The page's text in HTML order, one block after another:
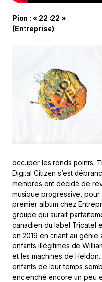
Pion : « 22 :22 »
(Entreprise)
occuper les ronds points.
Digital Citizen s’est
membres ont décidé de
musique progressive, pour
premier album chez
groupe qui aurait
canadien du label Tricatel
en 2019 en criant au
enfants illégitimes de
et les machines de
enfants de leur temps
enclenché encore un peu